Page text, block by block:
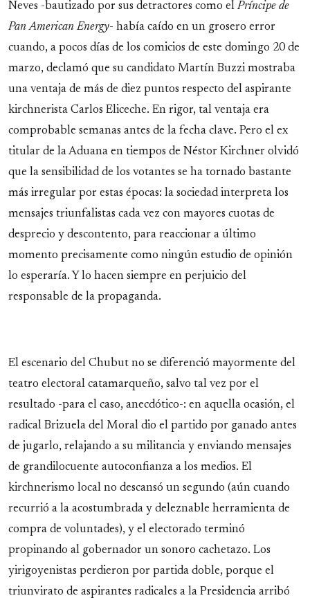
Neves -bautizado por sus detractores como el Príncipe de
Pan American Energy- había caído en un grosero error
cuando, a pocos días de los comicios de este domingo 20 de
marzo, declamó que su candidato Martín Buzzi mostraba
una ventaja de más de diez puntos respecto del aspirante
kirchnerista Carlos Eliceche. En rigor, tal ventaja era
comprobable semanas antes de la fecha clave. Pero el ex
titular de la Aduana en tiempos de Néstor Kirchner olvidó
que la sensibilidad de los votantes se ha tornado bastante
más irregular por estas épocas: la sociedad interpreta los
mensajes triunfalistas cada vez con mayores cuotas de
desprecio y descontento, para reaccionar a último
momento precisamente como ningún estudio de opinión
lo esperaría. Y lo hacen siempre en perjuicio del
responsable de la propaganda.
El escenario del Chubut no se diferenció mayormente del
teatro electoral catamarqueño, salvo tal vez por el
resultado -para el caso, anecdótico-: en aquella ocasión, el
radical Brizuela del Moral dio el partido por ganado antes
de jugarlo, relajando a su militancia y enviando mensajes
de grandilocuente autoconfianza a los medios. El
kirchnerismo local no descansó un segundo (aún cuando
recurrió a la acostumbrada y deleznable herramienta de
compra de voluntades), y el electorado terminó
propinando al gobernador un sonoro cachetazo. Los
yirigoyenistas perdieron por partida doble, porque el
triunvirato de aspirantes radicales a la Presidencia arribó